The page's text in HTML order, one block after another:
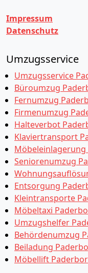
Impressum
Datenschutz
Umzugsservice
Umzugsservice
Büroumzug
Fernumzug
Firmenumzug
Halteverbot
Klaviertransport
Seniorenumzug
Entsorgung
Kleintransporte
Möbeltaxi
Umzugshelfer
Behördenumzug
Beiladung
Möbellift